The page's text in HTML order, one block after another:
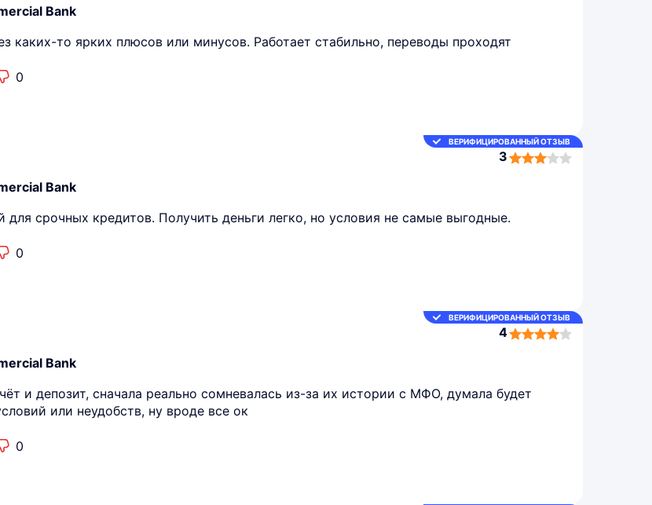
Bank
каких-то ярких плюсов или минусов. Работает стабильно, переводы проходят
0
Bank
ВЕРИФИЦИРОВАННЫЙ ОТЗЫВ
3
3,0
для срочных кредитов. Получить деньги легко, но условия не самые выгодные.
0
Bank
ВЕРИФИЦИРОВАННЫЙ ОТЗЫВ
4
4,0
и депозит, сначала реально сомневалась из-за их истории с МФО, думала будет
или неудобств, ну вроде все ок
0